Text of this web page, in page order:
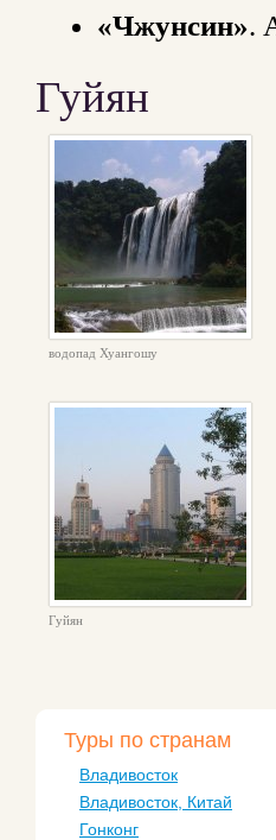
«Чжунсин».
Гуйян
водопад Хуангошу
Гуйян
Туры по странам
Владивосток
Владивосток, Китай
Гонконг